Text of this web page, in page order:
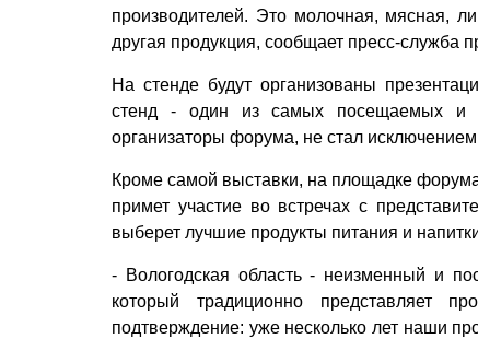
производителей. Это молочная, мясная,
другая продукция, сообщает пресс-служба
На стенде будут организованы
стенд - один из самых посещаемых и
организаторы форума, не стал
Кроме самой выставки, на площадке
примет участие во встречах с
выберет лучшие продукты питания и
- Вологодская область - неизменный и
который традиционно представляет
подтверждение: уже несколько лет наши